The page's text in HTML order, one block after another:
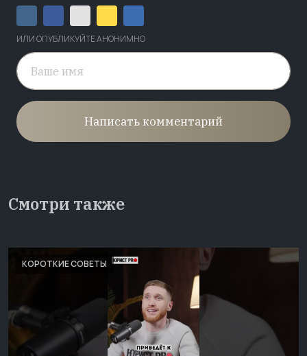
ИЛИ ОПУБЛИКУЙТЕ АНОНИМНО
Написать комментарий
Смотри также
КОРОТКИЕ СОВЕТЫ